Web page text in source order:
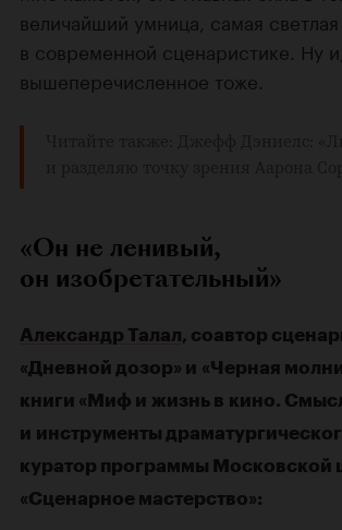
величайший умница, самая светлая
в современной сценаристике. Ну
вышеперечисленное тоже.
«Он не ленивый,
он изобретательный»
Александр Талал, соавтор
«Дневной дозор» и «Черная
книги «Миф и жизнь в кино.
и инструменты
куратор программы Московской
«Сценарное мастерство»: